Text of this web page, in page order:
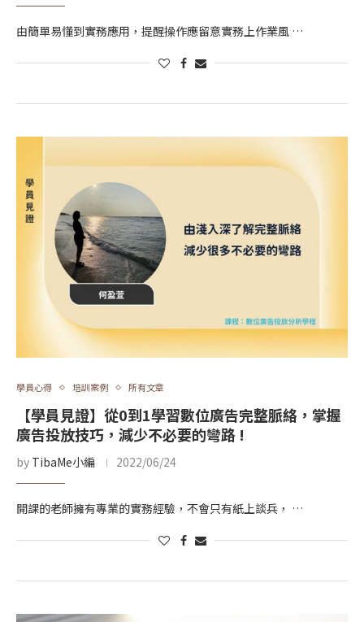
由簡單易懂到實務應用，提醒操作應留意實務上作業風 …
學員心得 培訓案例 所有文章
【學員見證】從0到1學習數位廣告完整脈絡，掌握
廣告投放技巧，減少不必要的彎路 !
by TibaMe小編 2022/06/24
開課的老師擁有專業的實務經驗，不會只有紙上談兵， …